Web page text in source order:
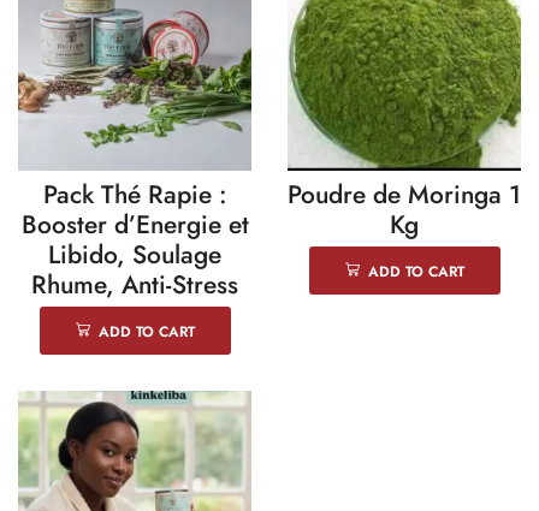
Pack Thé Rapie :
Booster d’Energie et
Libido, Soulage
Rhume, Anti-Stress
ADD TO CART
Poudre de Moringa 1
Kg
ADD TO CART